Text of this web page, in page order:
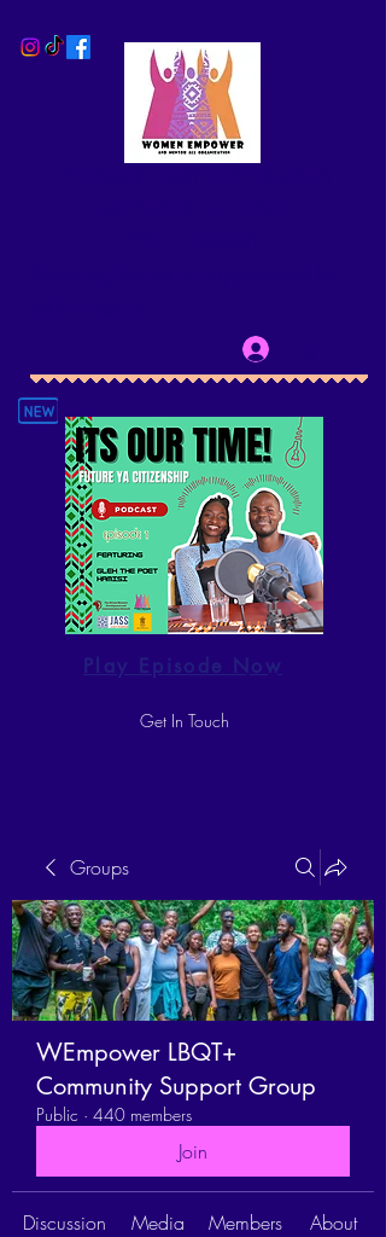
Play Episode Now
Get In Touch
Groups
WEmpower LBQT+
Community Support Group
Public · 440 members
Join
Discussion Media Members About